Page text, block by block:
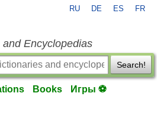
RU DE ES FR
Encyclopedias
Search!
Books Игры ⚽